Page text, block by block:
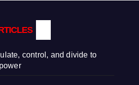
control, and divide to